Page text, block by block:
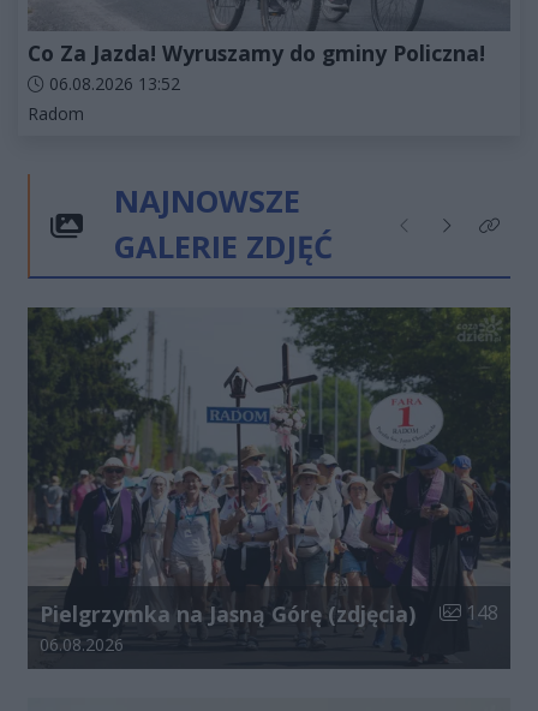
Co Za Jazda! Wyruszamy do gminy Policzna!
Data dodania artykułu:
06.08.2026 13:52
Kategorie artykułu:
Radom
NAJNOWSZE
GALERIE ZDJĘĆ
Poprzednie
NastępneKliknij
Pielgrzymka na Jasną Górę (zdjęcia) Liczba
148
Data dodania galerii:
06.08.2026